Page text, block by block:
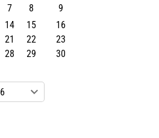
7 8
9
14 15
16
21 22
23
28 29
30